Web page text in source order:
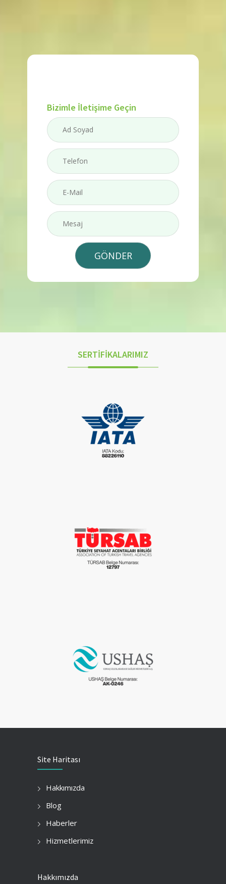
Bizimle İletişime Geçin
SERTİFİKALARIMIZ
Site Haritası
Hakkımızda
Blog
Haberler
Hizmetlerimiz
Hakkımızda